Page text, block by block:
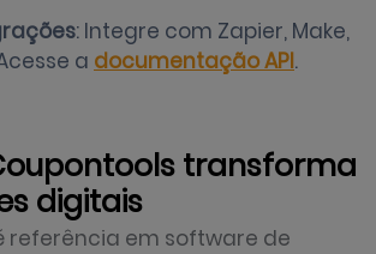
: Integre com Zapier, Make,
a documentação API.
transforma
digitais
referência em software de